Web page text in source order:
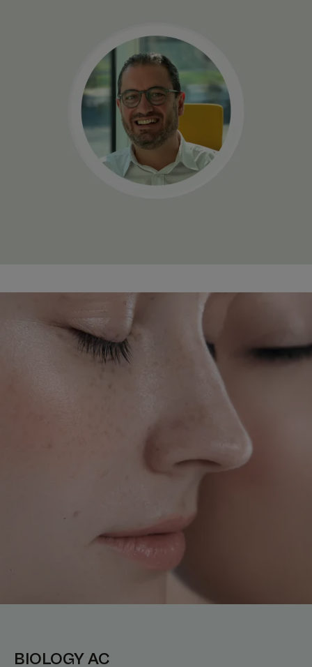
BIOLOGY AC